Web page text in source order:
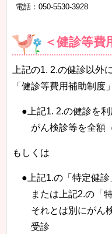
電話：050-5530-3928
＜健診等費
上記の1. 2.の健診以外
「健診等費用補助制度
●上記1. 2.の健診を
がん検診等を全額
もしくは
●上記1.の「特定健診
または上記2.の「
それとは別にがん
受診